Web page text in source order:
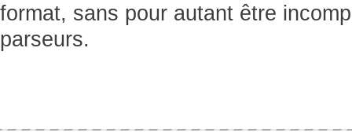
format, sans pour autant être
parseurs.